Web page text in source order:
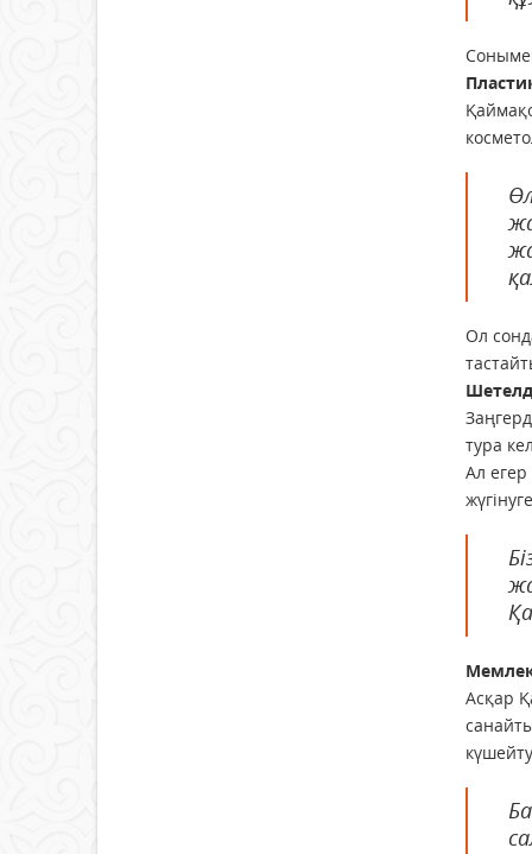
Ол
тура
Ал
Асқар